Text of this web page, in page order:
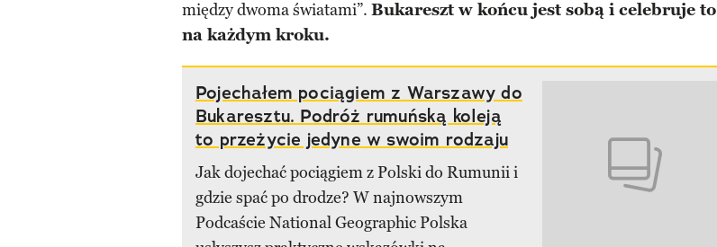
między dwoma światami”. Bukareszt w końcu jest sobą i celebruje to
na każdym kroku.
Pojechałem pociągiem z Warszawy do
Bukaresztu. Podróż rumuńską koleją
to przeżycie jedyne w swoim rodzaju
Jak dojechać pociągiem z Polski do Rumunii i
gdzie spać po drodze? W najnowszym
Podcaście National Geographic Polska